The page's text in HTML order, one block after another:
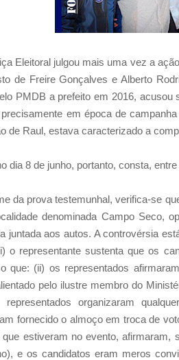
Eleitoral julgou mais uma vez a
de Freire Gonçalves e Alberto
PMDB a prefeito em 2016,
em época de
de Raul, estava caracterizado a
dia 8 de junho, portanto, consta,
da prova testemunhal, verifica-se
denominada Campo Seco,
juntada aos autos. A controvérsia
o representante sustenta que os
que: (ii) os representados
pelo ilustre membro do
organizaram
fornecido o almoço em troca de
estiveram no evento,
e os candidatos eram meros